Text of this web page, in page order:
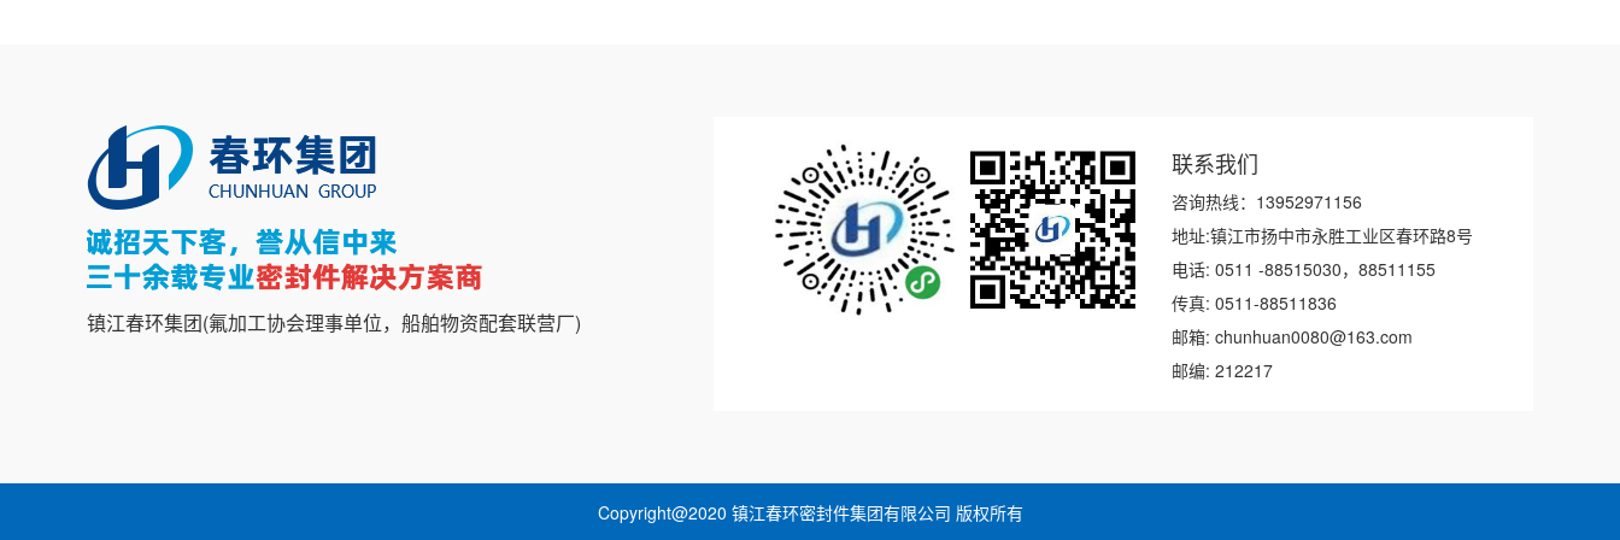
镇江春环集团(氟加工协会理事单位，船舶物资配套联营厂)
联系我们
咨询热线：13952971156
地址:镇江市扬中市永胜工业区春环路8号
电话: 0511 -88515030，88511155
传真: 0511-88511836
邮箱: chunhuan0080@163.com
邮编: 212217
Copyright@2020 镇江春环密封件集团有限公司 版权所有